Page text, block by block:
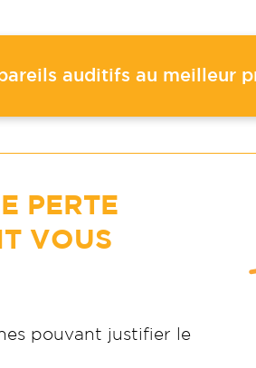
auditifs au meilleur
PERTE
VOUS
pouvant justifier le